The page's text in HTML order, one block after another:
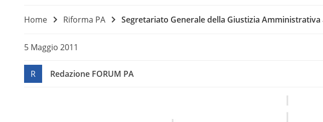
Home Riforma PA Segretariato Generale della Giustizia Amministrativa
5 Maggio 2011
R Redazione FORUM PA